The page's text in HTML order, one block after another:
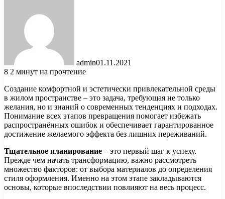
admin01.11.2021
8 2 минут на прочтение
Создание комфортной и эстетически привлекательной среды
в жилом пространстве – это задача, требующая не только
желания, но и знаний о современных тенденциях и подходах.
Понимание всех этапов превращения помогает избежать
распространённых ошибок и обеспечивает гарантированное
достижение желаемого эффекта без лишних переживаний.
Тщательное планирование – это первый шаг к успеху.
Прежде чем начать трансформацию, важно рассмотреть
множество факторов: от выбора материалов до определения
стиля оформления. Именно на этом этапе закладываются
основы, которые впоследствии повлияют на весь процесс.